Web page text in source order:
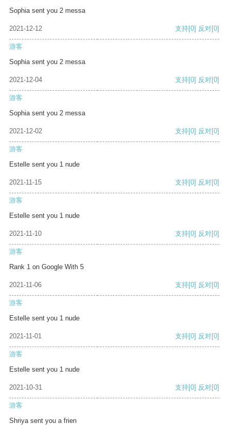
Sophia sent you 2 messa
2021-12-12 支持[0] 反对[0]
游客
Sophia sent you 2 messa
2021-12-04 支持[0] 反对[0]
游客
Sophia sent you 2 messa
2021-12-02 支持[0] 反对[0]
游客
Estelle sent you 1 nude
2021-11-15 支持[0] 反对[0]
游客
Estelle sent you 1 nude
2021-11-10 支持[0] 反对[0]
游客
Rank 1 on Google With 5
2021-11-06 支持[0] 反对[0]
游客
Estelle sent you 1 nude
2021-11-01 支持[0] 反对[0]
游客
Estelle sent you 1 nude
2021-10-31 支持[0] 反对[0]
游客
Shriya sent you a frien